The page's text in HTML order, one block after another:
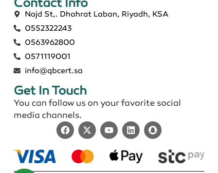
Contact Info​
Najd St,. Dhahrat Laban, Riyadh, KSA
0552322243
0563962800
0571119001
info@qbcert.sa
Get In Touch
You can follow us on your favorite social
media channels.